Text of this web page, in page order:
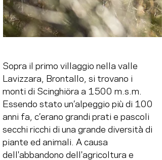
Sopra il primo villaggio nella valle
Lavizzara, Brontallo, si trovano i
monti di Scinghiöra a 1500 m.s.m.
Essendo stato un’alpeggio più di 100
anni fa, c’erano grandi prati e pascoli
secchi ricchi di una grande diversità di
piante ed animali. A causa
dell'abbandono dell'agricoltura e